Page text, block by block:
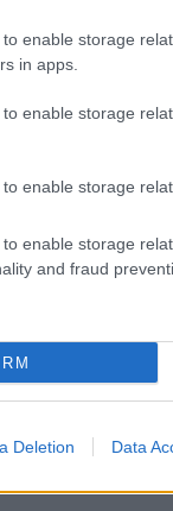
enable storage
in apps.
enable storage
enable storage
enable storage
and fraud
Deletion Data
λίγα λεπτά
του
του Τσίπρα
μεσολάβησε
να